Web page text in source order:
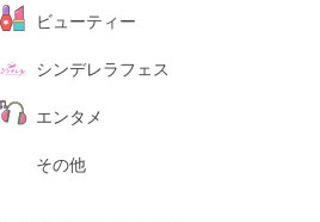
ビューティー
シンデレラフェス
エンタメ
その他